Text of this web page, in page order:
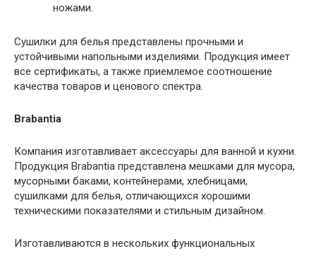
ножами.
Сушилки для белья представлены прочными и
устойчивыми напольными изделиями. Продукция имеет
все сертификаты, а также приемлемое соотношение
качества товаров и ценового спектра.
Brabantia
Компания изготавливает аксессуары для ванной и кухни.
Продукция Brabantia представлена мешками для мусора,
мусорными баками, контейнерами, хлебницами,
сушилками для белья, отличающихся хорошими
техническими показателями и стильным дизайном.
Изготавливаются в нескольких функциональных